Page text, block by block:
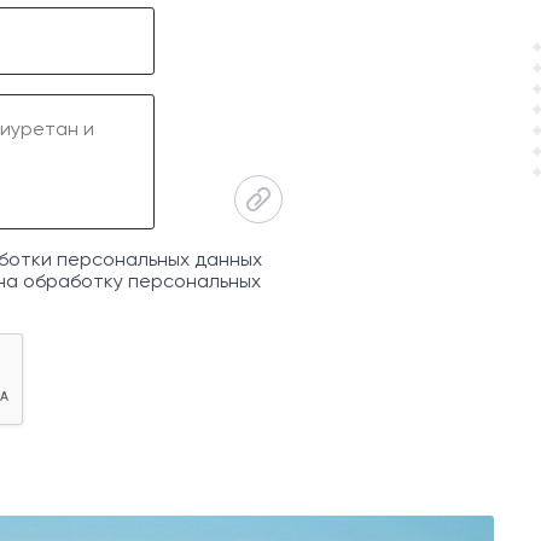
персональных данных
обработку персональных